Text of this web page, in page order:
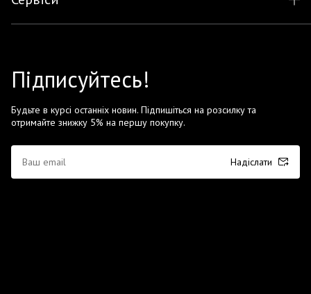
Підписуйтесь!
Будьте в курсі останніх новин. Підпишіться на розсилку та
отримайте знижку 5% на першу покупку.
Надіслати